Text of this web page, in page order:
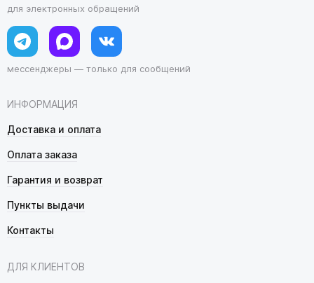
ИНФОРМАЦИЯ
Доставка и оплата
Оплата заказа
Гарантия и возврат
Пункты выдачи
Контакты
ДЛЯ КЛИЕНТОВ
для электронных обращений
мессенджеры — только для сообщений